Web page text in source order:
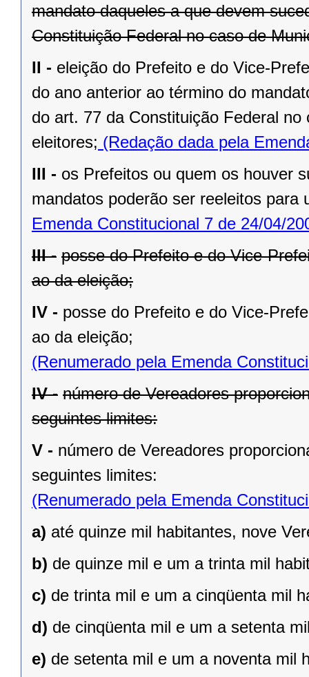
mandato daqueles a que devem
Constituição Federal no caso de
II - eleição do Prefeito e do Vice-
do ano anterior ao término do
do art. 77 da Constituição Federal
eleitores; (Redação dada pela
III - os Prefeitos ou quem os houver
mandatos poderão ser reeleitos para
Emenda Constitucional 7 de 24/04/
III - posse do Prefeito e do Vice-
ao da eleição;
IV - posse do Prefeito e do Vice-
ao da eleição;
(Renumerado pela Emenda
IV - número de Vereadores
seguintes limites:
V - número de Vereadores
seguintes limites:
(Renumerado pela Emenda
a) até quinze mil habitantes, nove
b) de quinze mil e um a trinta mil
c) de trinta mil e um a cinqüenta mil
d) de cinqüenta mil e um a setenta
e) de setenta mil e um a noventa mil